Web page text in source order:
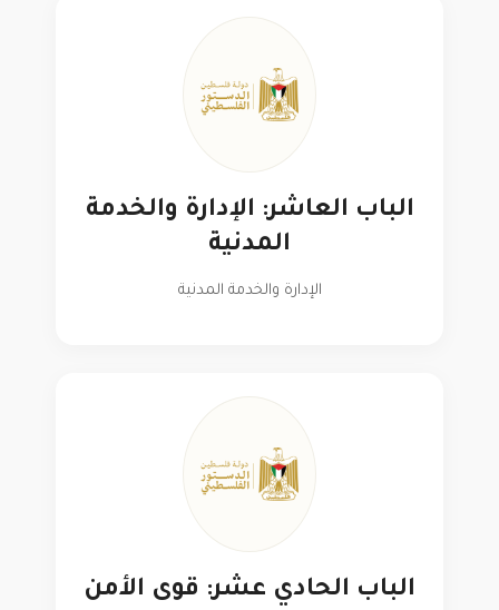
الباب العاشر: الإدارة والخدمة
المدنية
الإدارة والخدمة المدنية
الباب الحادي عشر: قوى الأمن